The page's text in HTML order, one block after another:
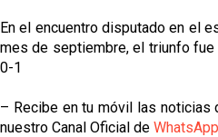
En el encuentro disputado en el
mes de septiembre, el triunfo fue
0-1
– Recibe en tu móvil las
nuestro Canal Oficial de WhatsApp